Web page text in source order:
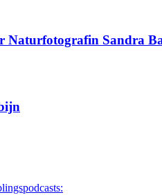
Naturfotografin Sandra